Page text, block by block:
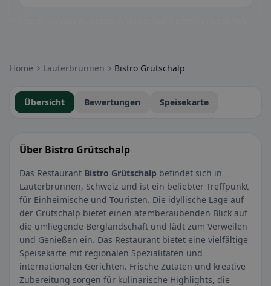
Home Lauterbrunnen Bistro Grütschalp
Übersicht Bewertungen Speisekarte
Über Bistro Grütschalp
Das Restaurant Bistro Grütschalp befindet sich in
Lauterbrunnen, Schweiz und ist ein beliebter Treffpunkt
für Einheimische und Touristen. Die idyllische Lage auf
der Grütschalp bietet einen atemberaubenden Blick auf
die umliegende Berglandschaft und lädt zum Verweilen
und Genießen ein. Das Restaurant bietet eine vielfältige
Speisekarte mit regionalen Spezialitäten und
internationalen Gerichten. Frische Zutaten und kreative
Zubereitung sorgen für kulinarische Highlights, die